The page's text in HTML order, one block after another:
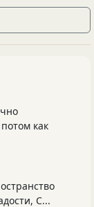
как
С...